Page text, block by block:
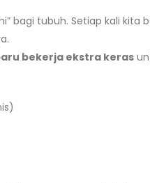
bagi tubuh. Setiap kali
bekerja ekstra keras